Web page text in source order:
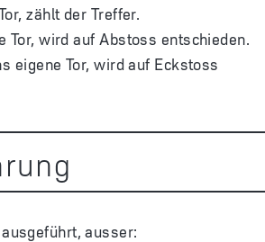
zählt der Treffer.
wird auf Abstoss entschieden.
eigene Tor, wird auf Eckstoss
ausser: